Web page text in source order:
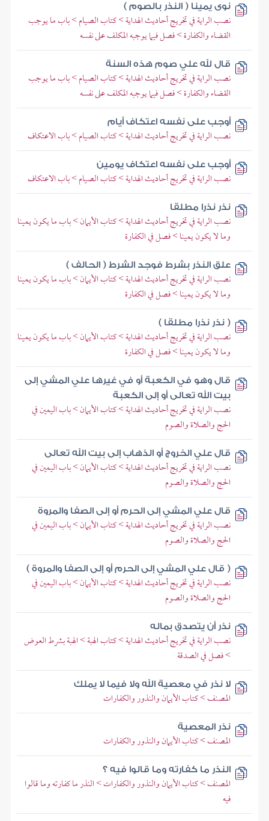
نوى يمينا ( النذر بالصوم )
نصب الراية في تخريج أحاديث الهداية > كتاب الصيام > باب ما يوجب
القضاء والكفارة > فصل فيما يوجبه المكلف على نفسه
قال لله علي صوم هذه السنة
نصب الراية في تخريج أحاديث الهداية > كتاب الصيام > باب ما يوجب
القضاء والكفارة > فصل فيما يوجبه المكلف على نفسه
أوجب على نفسه اعتكاف أيام
نصب الراية في تخريج أحاديث الهداية > كتاب الصيام > باب الاعتكاف
أوجب على نفسه اعتكاف يومين
نصب الراية في تخريج أحاديث الهداية > كتاب الصيام > باب الاعتكاف
نذر نذرا مطلقا
نصب الراية في تخريج أحاديث الهداية > كتاب الأيمان > باب ما يكون يمينا
وما لا يكون يمينا > فصل في الكفارة
علق النذر بشرط فوجد الشرط ( الحالف )
نصب الراية في تخريج أحاديث الهداية > كتاب الأيمان > باب ما يكون يمينا
وما لا يكون يمينا > فصل في الكفارة
( نذر نذرا مطلقا )
نصب الراية في تخريج أحاديث الهداية > كتاب الأيمان > باب ما يكون يمينا
وما لا يكون يمينا > فصل في الكفارة
قال وهو في الكعبة أو في غيرها علي المشي إلى
بيت الله تعالى أو إلى الكعبة
نصب الراية في تخريج أحاديث الهداية > كتاب الأيمان > باب اليمين في
الحج والصلاة والصوم
قال علي الخروج أو الذهاب إلى بيت الله تعالى
نصب الراية في تخريج أحاديث الهداية > كتاب الأيمان > باب اليمين في
الحج والصلاة والصوم
قال علي المشي إلى الحرم أو إلى الصفا والمروة
نصب الراية في تخريج أحاديث الهداية > كتاب الأيمان > باب اليمين في
الحج والصلاة والصوم
( قال علي المشي إلى الحرم أو إلى الصفا والمروة )
نصب الراية في تخريج أحاديث الهداية > كتاب الأيمان > باب اليمين في
الحج والصلاة والصوم
نذر أن يتصدق بماله
نصب الراية في تخريج أحاديث الهداية > كتاب الهبة > الهبة بشرط العوض
> فصل في الصدقة
لا نذر في معصية الله ولا فيما لا يملك
المصنف > كتاب الأيمان والنذور والكفارات
نذر المعصية
المصنف > كتاب الأيمان والنذور والكفارات
النذر ما كفارته وما قالوا فيه ؟
المصنف > كتاب الأيمان والنذور والكفارات > النذر ما كفارته وما قالوا
فيه